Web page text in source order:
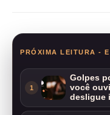
PRÓXIMA LEITURA -
1
Golpes
você
desligue